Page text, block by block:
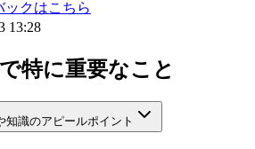
ックはこちら
13:28
特に重要なこと
識のアピールポイント